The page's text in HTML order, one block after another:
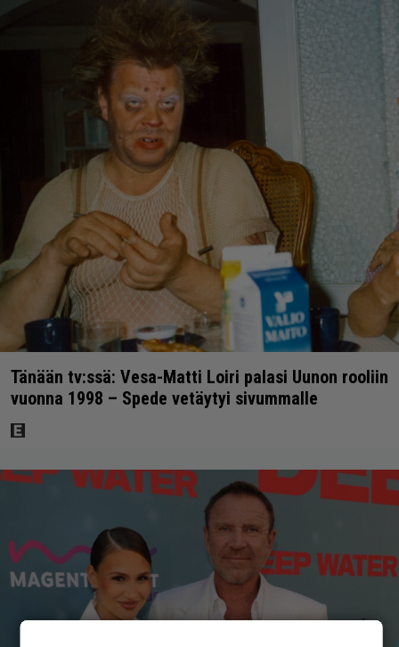
Tänään tv:ssä: Vesa-Matti Loiri palasi Uunon rooliin
vuonna 1998 – Spede vetäytyi sivummalle